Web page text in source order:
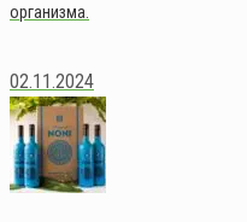
организма.
02.11.2024